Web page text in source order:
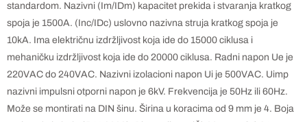
standardom. Nazivni (Im/IDm) kapacitet prekida i stvaranja kratkog
spoja je 1500A. (Inc/IDc) uslovno nazivna struja kratkog spoja je
10kA. Ima električnu izdržljivost koja ide do 15000 ciklusa i
mehaničku izdržljivost koja ide do 20000 ciklusa. Radni napon Ue je
220VAC do 240VAC. Nazivni izolacioni napon Ui je 500VAC. Uimp
nazivni impulsni otporni napon je 6kV. Frekvencija je 50Hz ili 60Hz.
Može se montirati na DIN šinu. Širina u koracima od 9 mm je 4. Boja